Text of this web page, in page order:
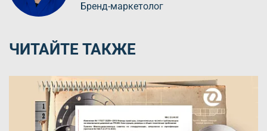
Бренд-маркетолог
ЧИТАЙТЕ ТАКЖЕ